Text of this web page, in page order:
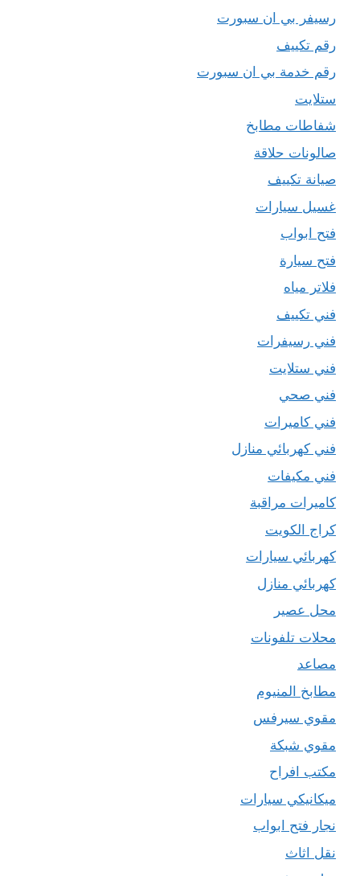
رسيفر بي ان سبورت
رقم تكييف
رقم خدمة بي ان سبورت
ستلايت
شفاطات مطابخ
صالونات حلاقة
صيانة تكييف
غسيل سيارات
فتح ابواب
فتح سيارة
فلاتر مياه
فني تكييف
فني رسيفرات
فني ستلايت
فني صحي
فني كاميرات
فني كهربائي منازل
فني مكيفات
كاميرات مراقبة
كراج الكويت
كهربائي سيارات
كهربائي منازل
محل عصير
محلات تلفونات
مصاعد
مطابخ المنيوم
مقوي سيرفس
مقوي شبكة
مكتب افراح
ميكانيكي سيارات
نجار فتح ابواب
نقل اثاث